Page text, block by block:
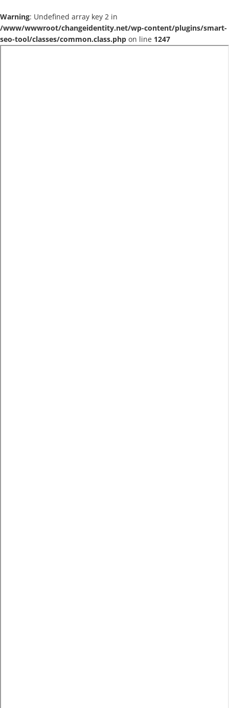
Warning: Undefined array key 2 in
/www/wwwroot/changeidentity.net/wp-content/plugins/smart-
seo-tool/classes/common.class.php on line 1247